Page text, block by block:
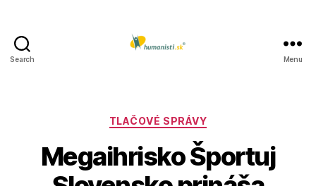
Search Menu
Kategórie
TLAČOVÉ SPRÁVY
Megaihrisko Športuj